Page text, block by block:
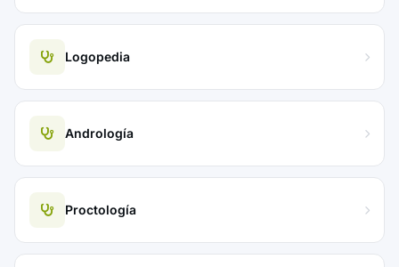
Logopedia
Andrología
Proctología